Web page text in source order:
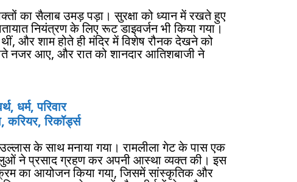
का सैलाब उमड़ पड़ा। सुरक्षा को ध्यान में रखते हुए
नियंत्रण के लिए रूट डाइवर्जन भी किया गया।
थीं, और शाम होते ही मंदिर में विशेष रौनक देखने को
नजर आए, और रात को शानदार आतिशबाजी ने
धर्म, परिवार
करियर, रिकॉर्ड्स
के साथ मनाया गया। रामलीला गेट के पास एक
ने प्रसाद ग्रहण कर अपनी आस्था व्यक्त की। इस
का आयोजन किया गया, जिसमें सांस्कृतिक और